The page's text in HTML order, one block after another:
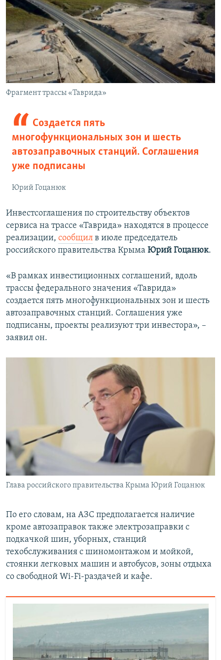
Фрагмент трассы «Таврида»
Создается пять
многофункциональных зон и шесть
автозаправочных станций. Соглашения
уже подписаны
Юрий Гоцанюк
Инвестсоглашения по строительству объектов
сервиса на трассе «Таврида» находятся в процессе
реализации, сообщил в июле председатель
российского правительства Крыма Юрий Гоцанюк.
«В рамках инвестиционных соглашений, вдоль
трассы федерального значения «Таврида»
создается пять многофункциональных зон и шесть
автозаправочных станций. Соглашения уже
подписаны, проекты реализуют три инвестора», –
заявил он.
Глава российского правительства Крыма Юрий Гоцанюк
По его словам, на АЗС предполагается наличие
кроме автозаправок также электрозаправки с
подкачкой шин, уборных, станций
техобслуживания с шиномонтажом и мойкой,
стоянки легковых машин и автобусов, зоны отдыха
со свободной Wi-Fi-раздачей и кафе.